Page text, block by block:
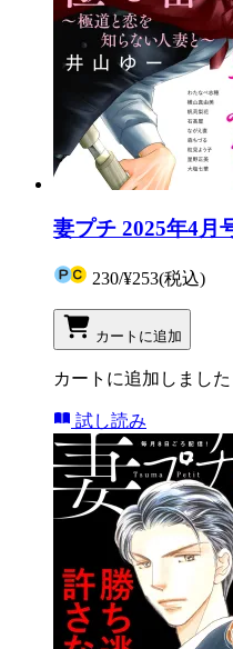
妻プチ 2025年4月
230/¥253(税込)
カートに追加
カートに追加しました
試し読み